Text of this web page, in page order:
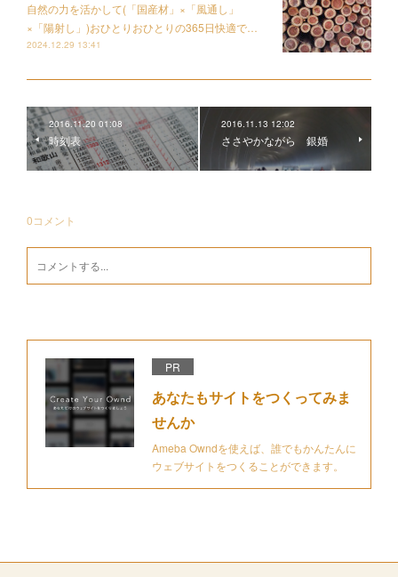
自然の力を活かして(「国産材」×「風通し」
×「陽射し」)おひとりおひとりの365日快適で…
2024.12.29 13:41
2016.11.20 01:08
時刻表
2016.11.13 12:02
ささやかながら 銀婚
0コメント
PR
あなたもサイトをつくってみま
せんか
Ameba Owndを使えば、誰でもかんたんに
ウェブサイトをつくることができます。